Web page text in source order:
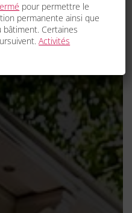
pour permettre le
permanente ainsi que
Certaines
Activités